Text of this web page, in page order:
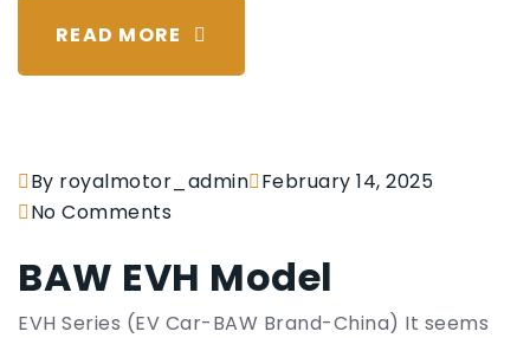
READ MORE
By royalmotor_admin February 14, 2025
No Comments
BAW EVH Model
EVH Series (EV Car-BAW Brand-China) It seems